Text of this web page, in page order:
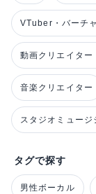
VTuber・バーチ
動画クリエイタ
音楽クリエイター
スタジオミュージ
タグで探す
男性ボーカル